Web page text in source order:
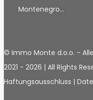
Montenegro…
© Immo Monte d.o.o. -
2021 - 2026 | All Rights
Haftungsausschluss |